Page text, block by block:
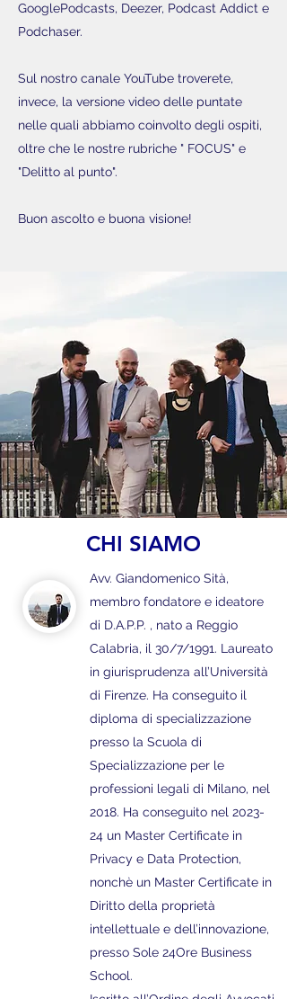
GooglePodcasts, Deezer, Podcast Addict e
Podchaser.
Sul nostro canale YouTube troverete,
invece, la versione video delle puntate
nelle quali abbiamo coinvolto degli ospiti,
oltre che le nostre rubriche " FOCUS" e
"Delitto al punto".
Buon ascolto e buona visione!
CHI SIAMO
Avv. Giandomenico Sità,
membro fondatore e ideatore
di D.A.P.P. , nato a Reggio
Calabria, il 30/7/1991. Laureato
in giurisprudenza all’Università
di Firenze. Ha conseguito il
diploma di specializzazione
presso la Scuola di
Specializzazione per le
professioni legali di Milano, nel
2018. Ha conseguito nel 2023-
24 un Master Certificate in
Privacy e Data Protection,
nonchè un Master Certificate in
Diritto della proprietà
intellettuale e dell’innovazione,
presso Sole 24Ore Business
School.